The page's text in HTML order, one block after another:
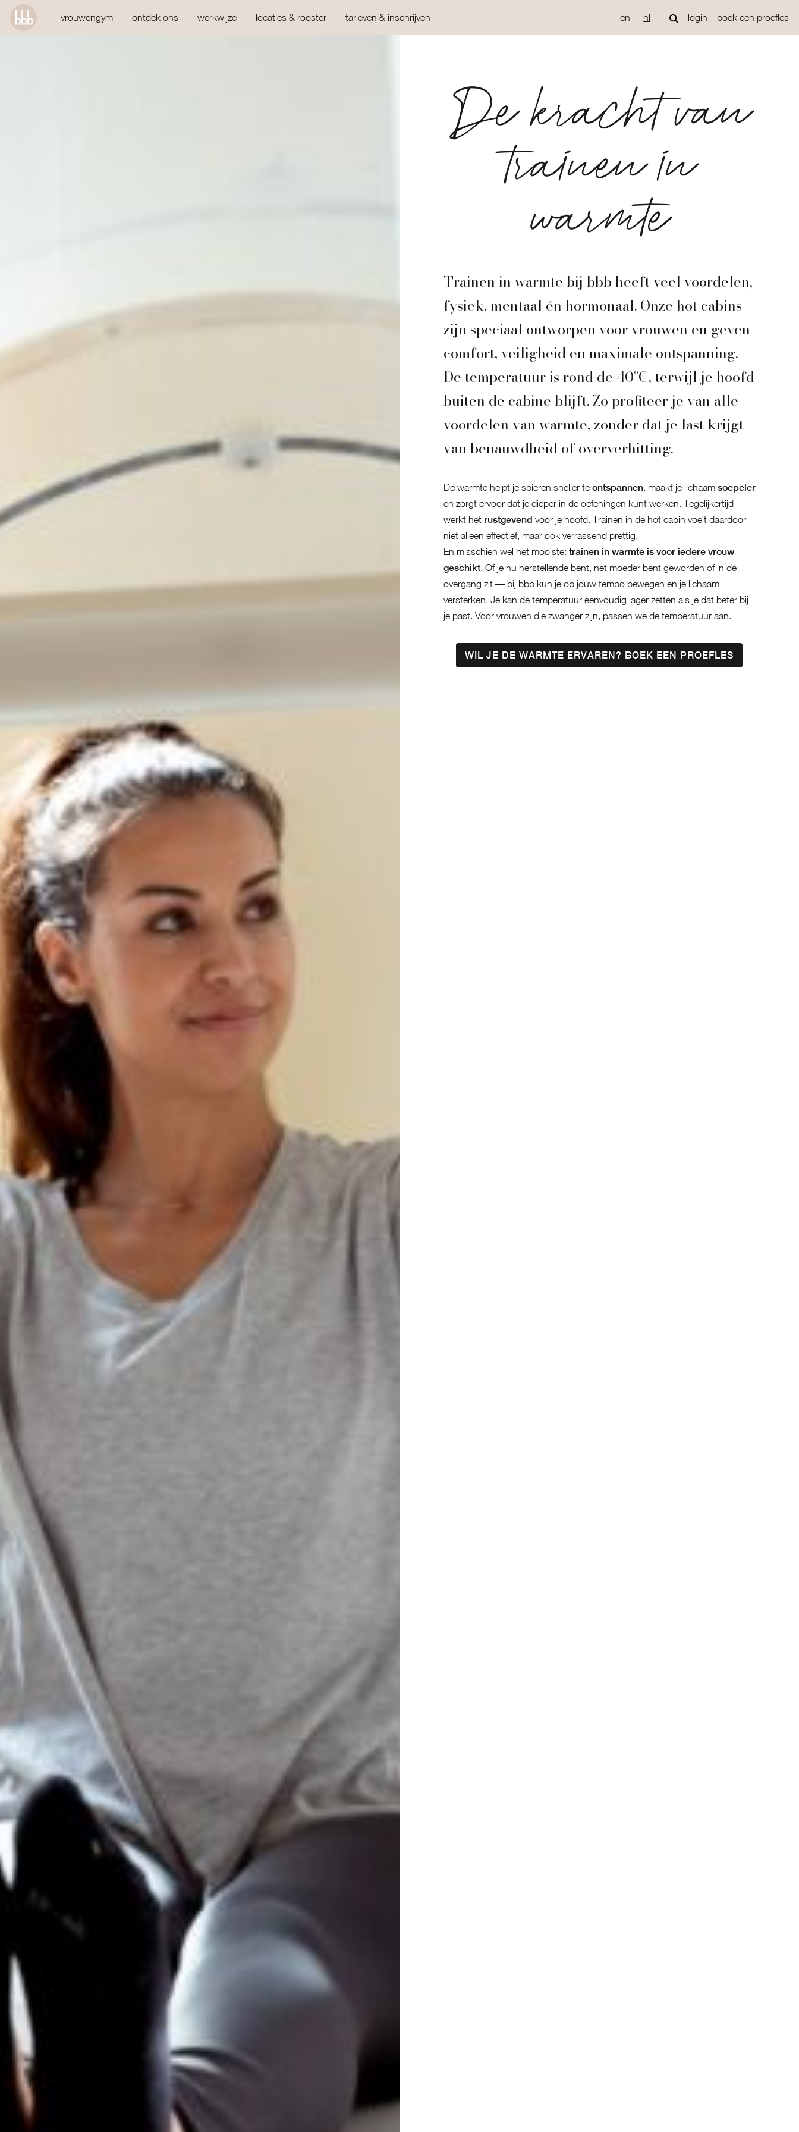
vrouwengym ontdek ons werkwijze locaties & rooster tarieven & inschrijven en nl login boek een proefles
De kracht van
trainen in
warmte
Trainen in warmte bij bbb heeft veel voordelen,
fysiek, mentaal én hormonaal. Onze hot cabins
zijn speciaal ontworpen voor vrouwen en geven
comfort, veiligheid en maximale ontspanning.
De temperatuur is rond de 40°C, terwijl je hoofd
buiten de cabine blijft. Zo profiteer je van alle
voordelen van warmte, zonder dat je last krijgt
van benauwdheid of oververhitting.
De warmte helpt je spieren sneller te ontspannen, maakt je lichaam soepeler
en zorgt ervoor dat je dieper in de oefeningen kunt werken. Tegelijkertijd
werkt het rustgevend voor je hoofd. Trainen in de hot cabin voelt daardoor
niet alleen effectief, maar ook verrassend prettig.
En misschien wel het mooiste: trainen in warmte is voor iedere vrouw
geschikt. Of je nu herstellende bent, net moeder bent geworden of in de
overgang zit — bij bbb kun je op jouw tempo bewegen en je lichaam
versterken. Je kan de temperatuur eenvoudig lager zetten als je dat beter bij
je past. Voor vrouwen die zwanger zijn, passen we de temperatuur aan.
WIL JE DE WARMTE ERVAREN? BOEK EEN PROEFLES